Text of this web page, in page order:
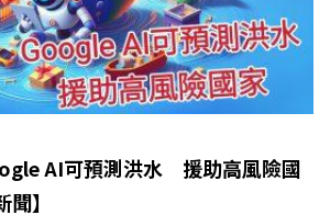
AI可預測洪水 援助高風險國
】